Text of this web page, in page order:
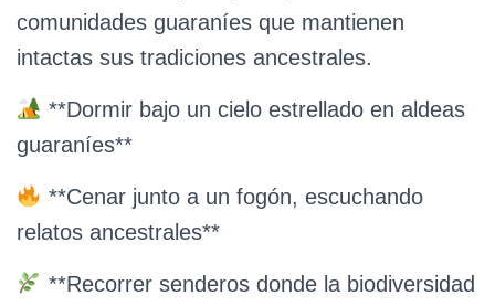
comunidades guaraníes que mantienen
intactas sus tradiciones ancestrales.
**Dormir bajo un cielo estrellado en aldeas
guaraníes**
**Cenar junto a un fogón, escuchando
relatos ancestrales**
**Recorrer senderos donde la biodiversidad